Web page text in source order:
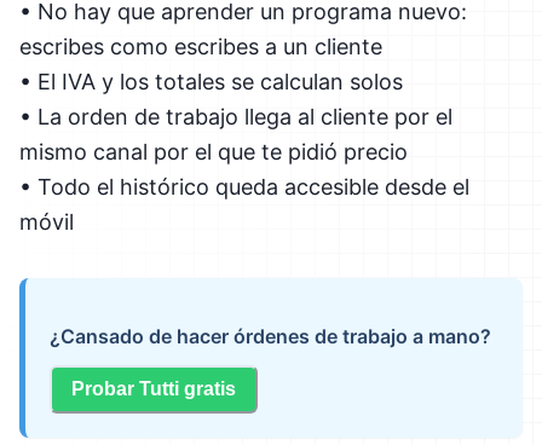
• No hay que aprender un programa nuevo:
escribes como escribes a un cliente
• El IVA y los totales se calculan solos
• La orden de trabajo llega al cliente por el
mismo canal por el que te pidió precio
• Todo el histórico queda accesible desde el
móvil
¿Cansado de hacer órdenes de trabajo a mano?
Probar Tutti gratis